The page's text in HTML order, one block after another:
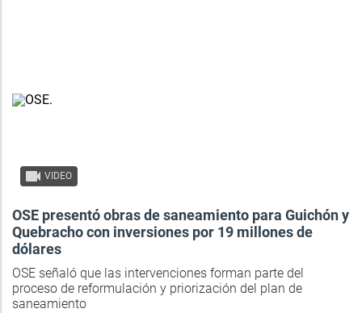
VIDEO
OSE presentó obras de saneamiento para Guichón y
Quebracho con inversiones por 19 millones de
dólares
OSE señaló que las intervenciones forman parte del
proceso de reformulación y priorización del plan de
saneamiento